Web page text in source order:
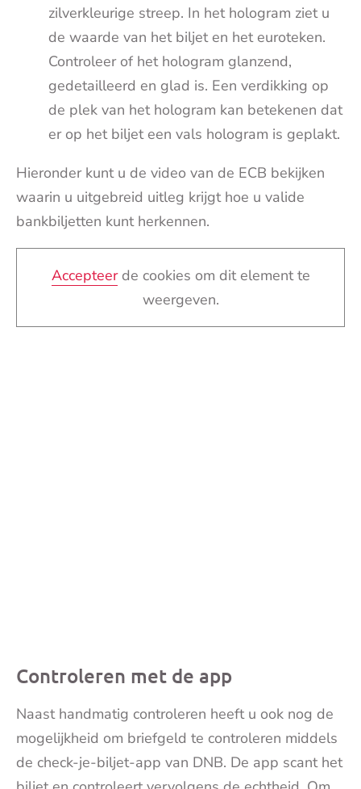
zilverkleurige streep. In het hologram ziet u
de waarde van het biljet en het euroteken.
Controleer of het hologram glanzend,
gedetailleerd en glad is. Een verdikking op
de plek van het hologram kan betekenen dat
er op het biljet een vals hologram is geplakt.
Hieronder kunt u de video van de ECB bekijken
waarin u uitgebreid uitleg krijgt hoe u valide
bankbiljetten kunt herkennen.
Accepteerde cookies om dit element te
weergeven.
Controleren met de app
Naast handmatig controleren heeft u ook nog de
mogelijkheid om briefgeld te controleren middels
de check-je-biljet-app van DNB. De app scant het